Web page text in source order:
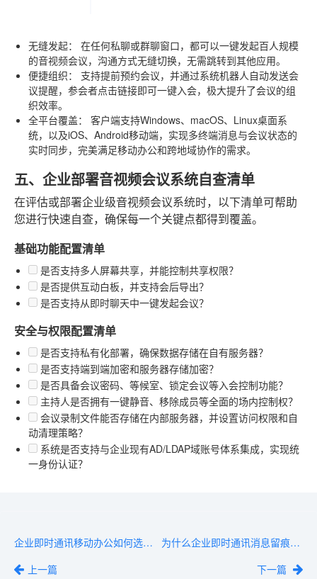
无缝发起：
在任何私聊或群聊窗口，都可以一键发起百人规模
的音视频会议，沟通方式无缝切换，无需跳转到其他应用。
便捷组织：
支持提前预约会议，并通过系统机器人自动发送会
议提醒，参会者点击链接即可一键入会，极大提升了会议的组
织效率。
全平台覆盖：
客户端支持Windows、macOS、Linux桌面系
统，以及iOS、Android移动端，实现多终端消息与会议状态的
实时同步，完美满足移动办公和跨地域协作的需求。
五、企业部署音视频会议系统自查清单
在评估或部署企业级音视频会议系统时，以下清单可帮助
您进行快速自查，确保每一个关键点都得到覆盖。
基础功能配置清单
是否支持多人屏幕共享，并能控制共享权限？
是否提供互动白板，并支持会后导出？
是否支持从即时聊天中一键发起会议？
安全与权限配置清单
是否支持私有化部署，确保数据存储在自有服务器？
是否支持端到端加密和服务器存储加密？
是否具备会议密码、等候室、锁定会议等入会控制功能？
主持人是否拥有一键静音、移除成员等全面的场内控制权？
会议录制文件能否存储在内部服务器，并设置访问权限和自
动清理策略？
系统是否支持与企业现有AD/LDAP域账号体系集成，实现统
一身份认证？
企业即时通讯移动办公如何选型？从功能、安全到成本全对比
上一篇
为什么企业即时通讯消息留痕合规比传统邮件存档更关键？
下一篇